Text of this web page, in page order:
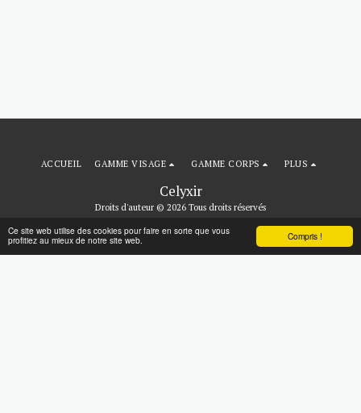
Compris !
Ce site web utilise des cookies pour faire en sorte que vous
profitiez au mieux de notre site web.
Celyxir
Droits d'auteur © 2026 Tous droits réservés
Propulsé parSITE123
ACCUEIL GAMME VISAGE GAMME CORPS PLUS